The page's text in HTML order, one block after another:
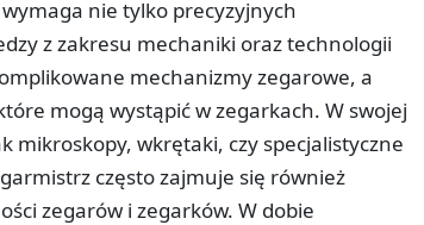
nie tylko precyzyjnych
z zakresu mechaniki oraz technologii
mechanizmy zegarowe, a
mogą wystąpić w zegarkach. W swojej
mikroskopy, wkrętaki, czy specjalistyczne
często zajmuje się również
zegarów i zegarków. W dobie